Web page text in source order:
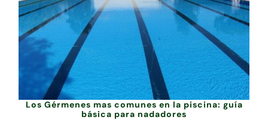
Los Gérmenes mas comunes en la piscina: guía
básica para nadadores